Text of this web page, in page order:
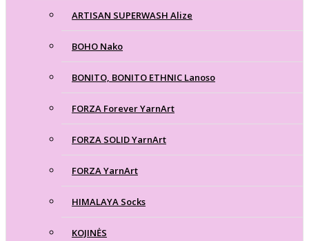
ARTISAN SUPERWASH Alize
BOHO Nako
BONITO, BONITO ETHNIC Lanoso
FORZA Forever YarnArt
FORZA SOLID YarnArt
FORZA YarnArt
HIMALAYA Socks
KOJINĖS